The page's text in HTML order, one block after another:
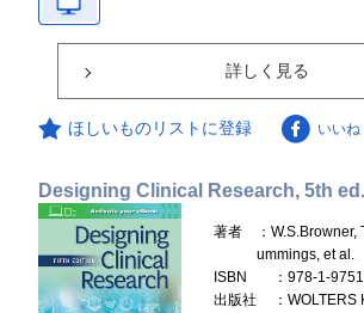
詳しく見る
ほしいものリストに登録 いいね
Designing Clinical Research, 5th ed.
著者
：
ummings, et al.
ISBN
：978-1-
出版社
：WOLTERS